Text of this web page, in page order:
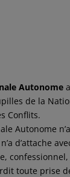
Autonome
de la
Conflits.
Autonome
d’attache
toute prise